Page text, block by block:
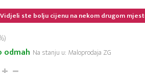
Vidjeli ste bolju cijenu na nekom drugom
odmah Na stanju u: Maloprodaja ZG